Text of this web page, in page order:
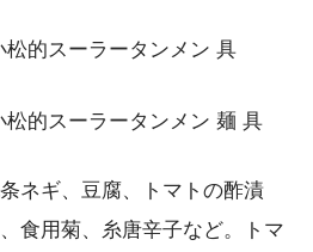
ネギ、豆腐、トマトの酢漬
食用菊、糸唐辛子など。トマ